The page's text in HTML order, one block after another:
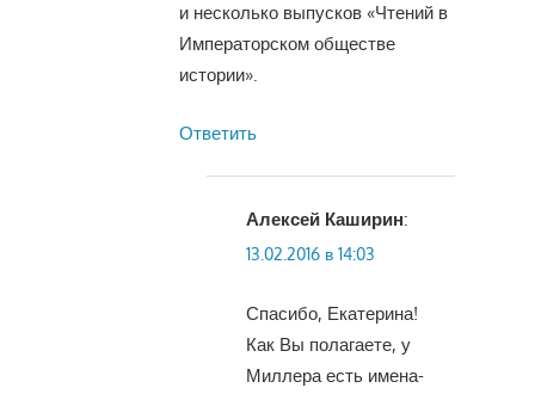
и несколько выпусков «Чтений в
Императорском обществе
истории».
Ответить
Алексей Каширин:
13.02.2016 в 14:03
Спасибо, Екатерина!
Как Вы полагаете, у
Миллера есть имена-